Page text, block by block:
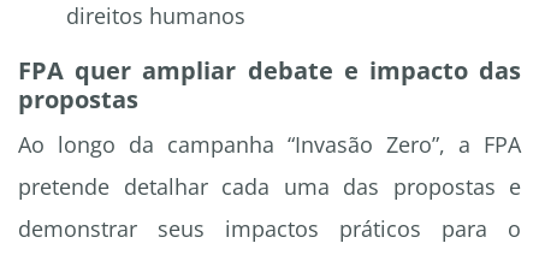
direitos humanos
FPA quer ampliar debate e impacto das
propostas
Ao longo da campanha “Invasão Zero”, a FPA
pretende detalhar cada uma das propostas e
demonstrar seus impactos práticos para o